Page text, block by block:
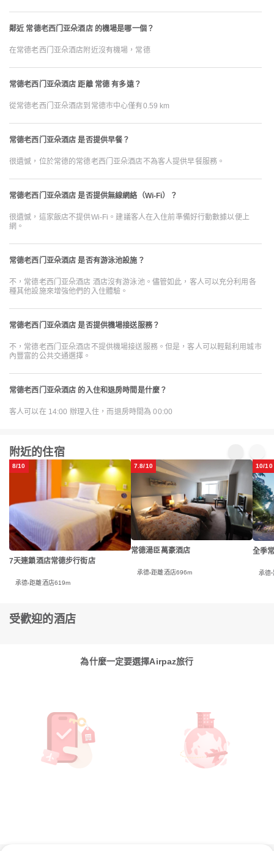
鄰近 常德老西门亚朵酒店 的機場是哪一個？
在常德老西门亚朵酒店附近沒有機場，常德
常德老西门亚朵酒店 距離 常德 有多遠？
從常德老西门亚朵酒店到常德市中心僅有0.59 km
常德老西门亚朵酒店 是否提供早餐？
很遺憾，位於常德的常德老西门亚朵酒店不為客人提供早餐服務。
常德老西门亚朵酒店 是否提供無線網絡（Wi-Fi）？
很遺憾，這家飯店不提供Wi-Fi。建議客人在入住前準備好行動數據以便上
網。
常德老西门亚朵酒店 是否有游泳池設施？
不，常德老西门亚朵酒店 酒店沒有游泳池。儘管如此，客人可以充分利用各
種其他設施來增強他們的入住體驗。
常德老西门亚朵酒店 是否提供機場接送服務？
不，常德老西门亚朵酒店不提供機場接送服務。但是，客人可以輕鬆利用城市
內豐富的公共交通選擇。
常德老西门亚朵酒店 的入住和退房時間是什麼？
客人可以在 14:00 辦理入住，而退房時間為 00:00
附近的住宿
8/10
7天連鎖酒店常德步行街店
承德 距離酒店619m
7.8/10
常德湯臣萬豪酒店
承德 距離酒店696m
10/10
全季
承德
受歡迎的酒店
為什麼一定要選擇Airpaz旅行